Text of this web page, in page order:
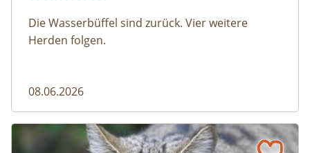
Die Wasserbüffel sind zurück. Vier weitere
Herden folgen.
08.06.2026
Vom Acker zum Wildkatzen-Korridor